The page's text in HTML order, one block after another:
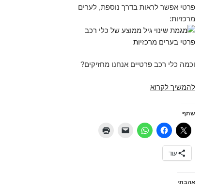
פרטי אפשר לראות בדרך נוספת, לערים
מרכזיות:
וכמה כלי רכב פרטיים אנחנו מחזיקים?
להמשיך לקרוא
תמונת
מצב
שתף
עוד
אהבתי